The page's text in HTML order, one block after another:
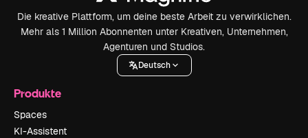
Die kreative Plattform, um deine beste Arbeit zu verwirklichen.
Mehr als 1 Million Abonnenten unter Kreativen, Unternehmen,
Agenturen und Studios.
Deutsch
Produkte
Spaces
KI-Assistent